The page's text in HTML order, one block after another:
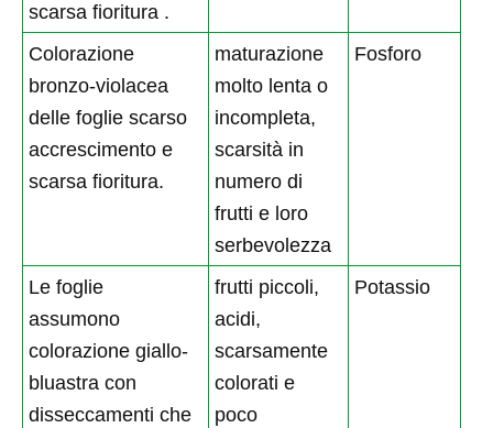
scarsa fioritura .
Colorazione
bronzo-violacea
delle foglie scarso
accrescimento e
scarsa fioritura.
maturazione
molto lenta o
incompleta,
scarsità in
numero di
frutti e loro
serbevolezza
Fosforo
Le foglie
assumono
colorazione giallo-
bluastra con
disseccamenti che
frutti piccoli,
acidi,
scarsamente
colorati e
poco
Potassio